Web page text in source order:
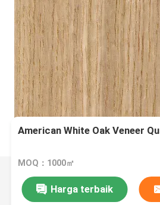
American White Oak Veneer
MOQ：1000㎡
Harga terbaik